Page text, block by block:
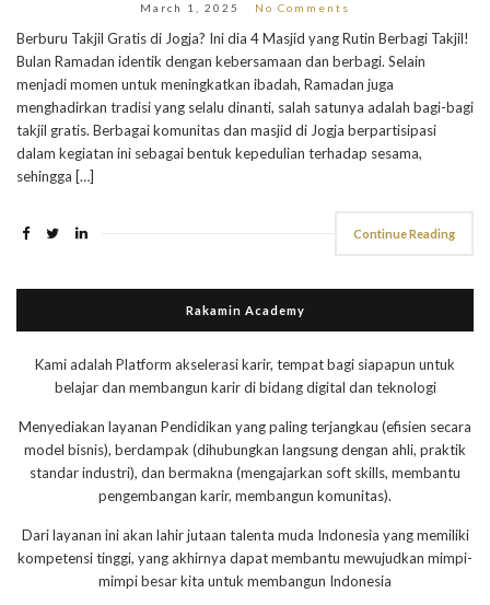
March 1, 2025 No Comments
Berburu Takjil Gratis di Jogja? Ini dia 4 Masjid yang Rutin Berbagi Takjil!
Bulan Ramadan identik dengan kebersamaan dan berbagi. Selain
menjadi momen untuk meningkatkan ibadah, Ramadan juga
menghadirkan tradisi yang selalu dinanti, salah satunya adalah bagi-bagi
takjil gratis. Berbagai komunitas dan masjid di Jogja berpartisipasi
dalam kegiatan ini sebagai bentuk kepedulian terhadap sesama,
sehingga […]
Continue Reading
Rakamin Academy
Kami adalah Platform akselerasi karir, tempat bagi siapapun untuk
belajar dan membangun karir di bidang digital dan teknologi
Menyediakan layanan Pendidikan yang paling terjangkau (efisien secara
model bisnis), berdampak (dihubungkan langsung dengan ahli, praktik
standar industri), dan bermakna (mengajarkan soft skills, membantu
pengembangan karir, membangun komunitas).
Dari layanan ini akan lahir jutaan talenta muda Indonesia yang memiliki
kompetensi tinggi, yang akhirnya dapat membantu mewujudkan mimpi-
mimpi besar kita untuk membangun Indonesia